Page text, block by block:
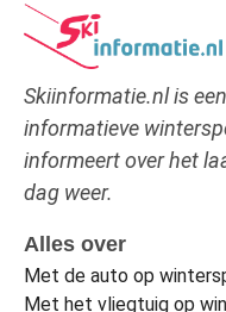
Skiinformatie.nl is
informatieve
informeert over het
dag weer.
Alles over
Met de auto op
Met het vliegtuig op